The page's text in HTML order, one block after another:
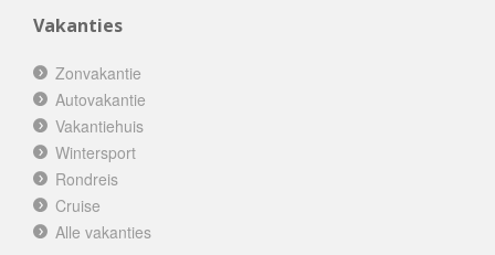
Vakanties
Zonvakantie
Autovakantie
Vakantiehuis
Wintersport
Rondreis
Cruise
Alle vakanties